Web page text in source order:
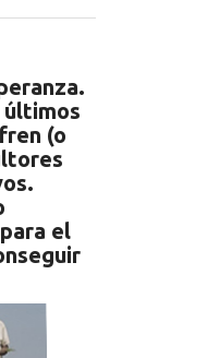
últimos
(o
el